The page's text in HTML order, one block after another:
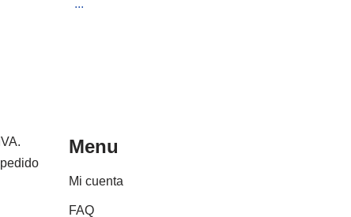
...
Menu
Mi cuenta
FAQ